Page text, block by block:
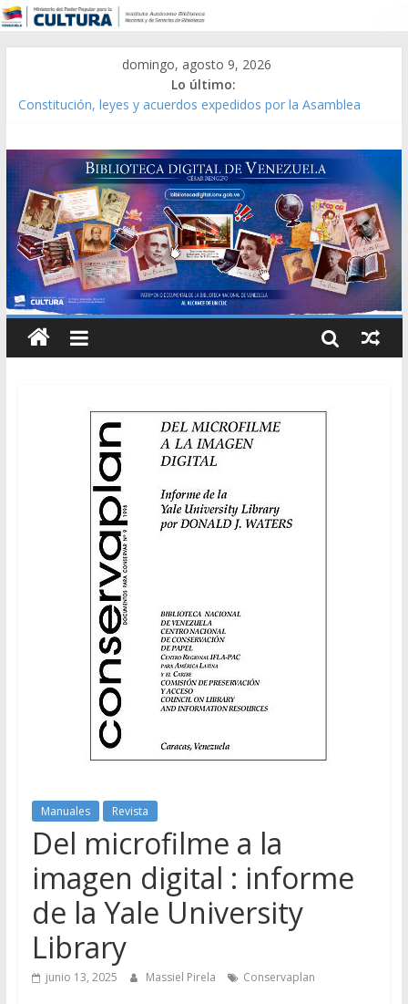
domingo, agosto 9, 2026
Lo último:
Constitución, leyes y acuerdos expedidos por la Asamblea
Modesta Bor Sánchez [material gráfico]
Gaceta Oficial de la República de Venezuela año CXXXIII Mes V,
Caracas 09 de marzo de 2006 N° 38.394
Catálogo temático de obras de Modesta Bor
Manuales Revista
Del microfilme a la
imagen digital : informe
de la Yale University
Library
junio 13, 2025 Massiel Pirela Conservaplan